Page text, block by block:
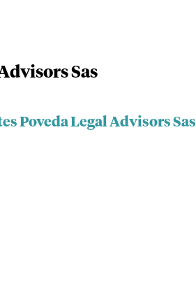
Sas
Poveda Legal Advisors Sas